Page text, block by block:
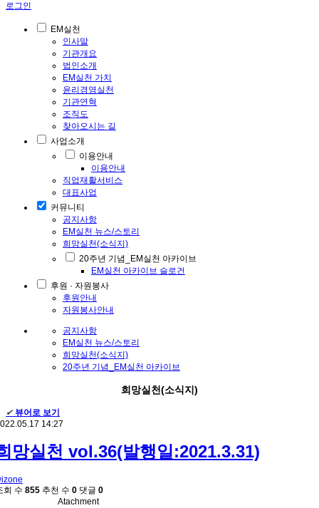
로그인
EM실천
인사말
기관개요
법인소개
EM실천 가치
윤리경영실천
기관연혁
조직도
찾아오시는 길
사업소개
이용안내
이용안내
직업재활서비스
대표사업
커뮤니티
공지사항
EM실천 뉴스/스토리
희망실천(소식지)
20주년 기념_EM실천 아카이브
EM실천 아카이브 슬로건
후원 · 자원봉사
후원안내
자원봉사안내
공지사항
EM실천 뉴스/스토리
희망실천(소식지)
20주년 기념_EM실천 아카이브
희망실천(소식지)
✔ 뷰어로 보기
14:27
망실천 vol.36(발행일:2021.3.31)
회 수 855 추천 수 0 댓글 0
Atachment